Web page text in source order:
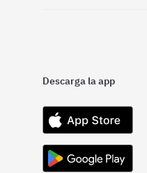
Descarga la app